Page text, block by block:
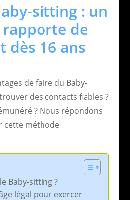
sitting : un
de
dès 16 ans
de faire du Baby-
des contacts fiables ?
? Nous répondons
cette méthode
Baby-sitting ?
légal pour exercer